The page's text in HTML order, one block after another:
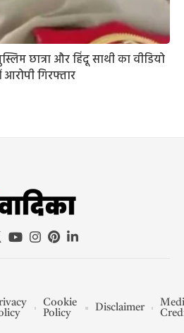
छात्रा और हिंदू साथी का वीडियो
गिरफ्तार
Cookie
Policy
Disclaimer